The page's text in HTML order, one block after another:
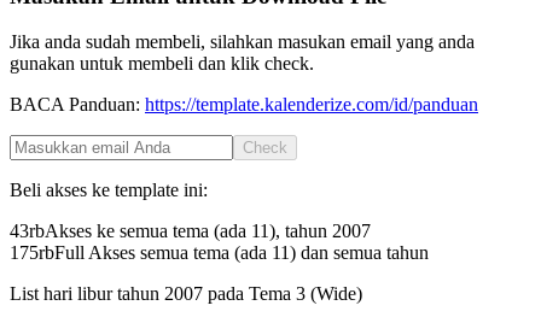
Jika anda sudah membeli, silahkan masukan email yang anda
gunakan untuk membeli dan klik check.
BACA Panduan: https://template.kalenderize.com/id/panduan
Check
Beli akses ke template ini:
43rbAkses ke semua tema (ada 11), tahun 2007
175rbFull Akses semua tema (ada 11) dan semua tahun
List hari libur tahun 2007 pada Tema 3 (Wide)